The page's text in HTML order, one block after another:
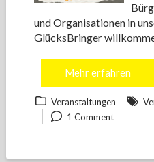
und Organisationen in
GlücksBringer
Mehr erfahren
Veranstaltungen
1 Comment